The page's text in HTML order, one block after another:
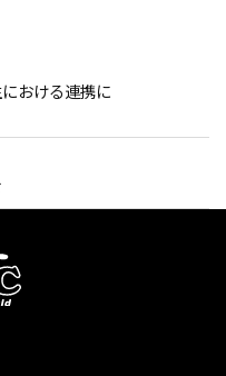
おける連携に